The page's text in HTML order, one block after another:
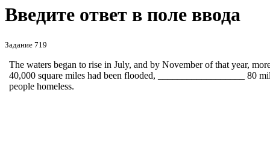
Введите ответ в поле ввода
Задание 719
The waters began to rise in July, and by November of that year,
40,000 square miles had been flooded,
80
people homeless.